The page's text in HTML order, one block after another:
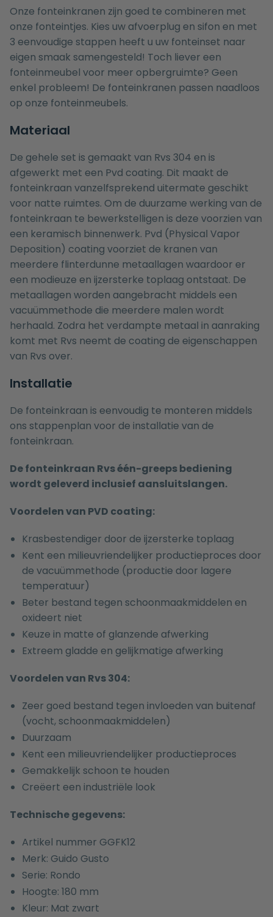
Onze fonteinkranen zijn goed te combineren met
onze fonteintjes. Kies uw afvoerplug en sifon en met
3 eenvoudige stappen heeft u uw fonteinset naar
eigen smaak samengesteld! Toch liever een
fonteinmeubel voor meer opbergruimte? Geen
enkel probleem! De fonteinkranen passen naadloos
op onze fonteinmeubels.
Materiaal
De gehele set is gemaakt van Rvs 304 en is
afgewerkt met een Pvd coating. Dit maakt de
fonteinkraan vanzelfsprekend uitermate geschikt
voor natte ruimtes. Om de duurzame werking van de
fonteinkraan te bewerkstelligen is deze voorzien van
een keramisch binnenwerk. Pvd (Physical Vapor
Deposition) coating voorziet de kranen van
meerdere flinterdunne metaallagen waardoor er
een modieuze en ijzersterke toplaag ontstaat. De
metaallagen worden aangebracht middels een
vacuümmethode die meerdere malen wordt
herhaald. Zodra het verdampte metaal in aanraking
komt met Rvs neemt de coating de eigenschappen
van Rvs over.
Installatie
De fonteinkraan is eenvoudig te monteren middels
ons stappenplan voor de installatie van de
fonteinkraan.
De fonteinkraan Rvs één-greeps bediening
wordt geleverd inclusief aansluitslangen.
Voordelen van PVD coating:
Krasbestendiger door de ijzersterke toplaag
Kent een milieuvriendelijker productieproces door
de vacuümmethode (productie door lagere
temperatuur)
Beter bestand tegen schoonmaakmiddelen en
oxideert niet
Keuze in matte of glanzende afwerking
Extreem gladde en gelijkmatige afwerking
Voordelen van Rvs 304:
Zeer goed bestand tegen invloeden van buitenaf
(vocht, schoonmaakmiddelen)
Duurzaam
Kent een milieuvriendelijker productieproces
Gemakkelijk schoon te houden
Creëert een industriële look
Technische gegevens:
Artikel nummer GGFK12
Merk: Guido Gusto
Serie: Rondo
Hoogte: 180 mm
Kleur: Mat zwart